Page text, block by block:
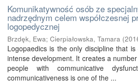
Komunikatywność osób ze
nadrzędnym celem współczesnej
logopedycznej
Brzdęk, Ewa; Cierpiałowska, Tamara (
Logopaedics is the only discipline that
intense development. It creates a
people with communicative
communicativeness is one of the ...